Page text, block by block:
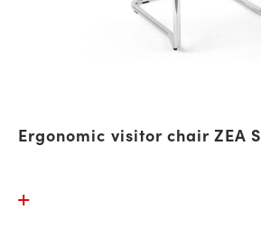
Ergonomic visitor chair ZEA S